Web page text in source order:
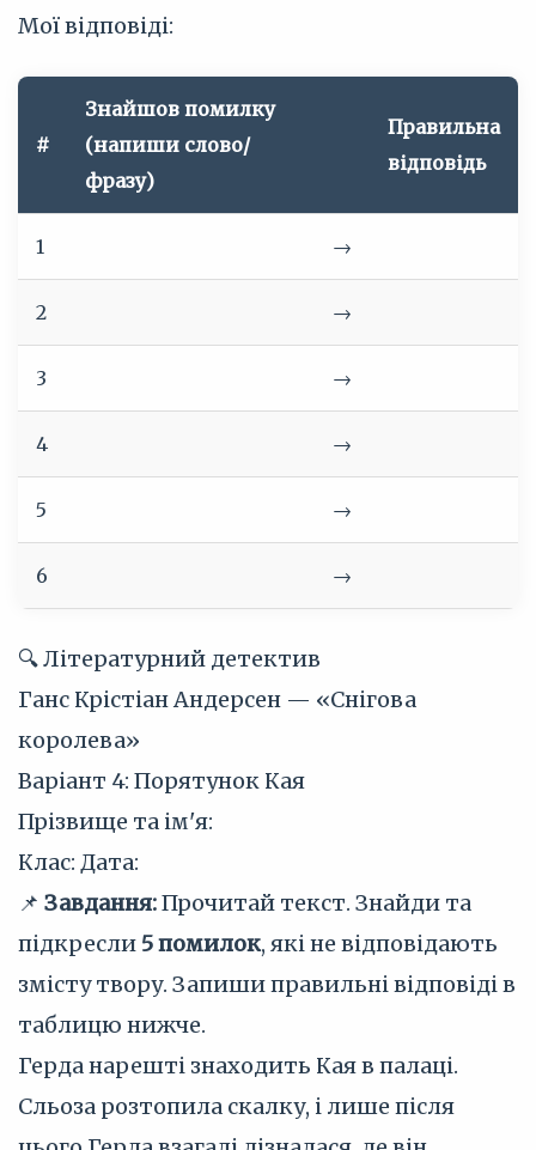
Мої відповіді:
#
Знайшов помилку
(напиши слово/
фразу)
Правильна
відповідь
1 →
2 →
3 →
4 →
5 →
6 →
🔍 Літературний детектив
Ганс Крістіан Андерсен — «Снігова
королева»
Варіант 4: Порятунок Кая
Прізвище та ім'я:
Клас: Дата:
📌 Завдання:Прочитай текст. Знайди та
підкресли 5 помилок, які не відповідають
змісту твору. Запиши правильні відповіді в
таблицю нижче.
Герда нарешті знаходить Кая в палаці.
Сльоза розтопила скалку, і лише після